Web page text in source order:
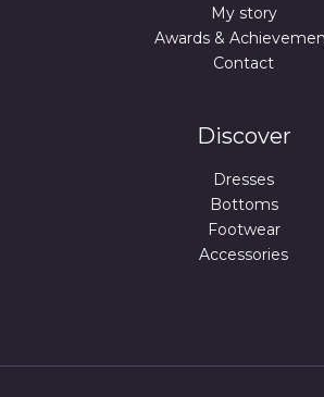
My story
Awards &
Contact
Discover
Dresses
Bottoms
Footwear
Accessories